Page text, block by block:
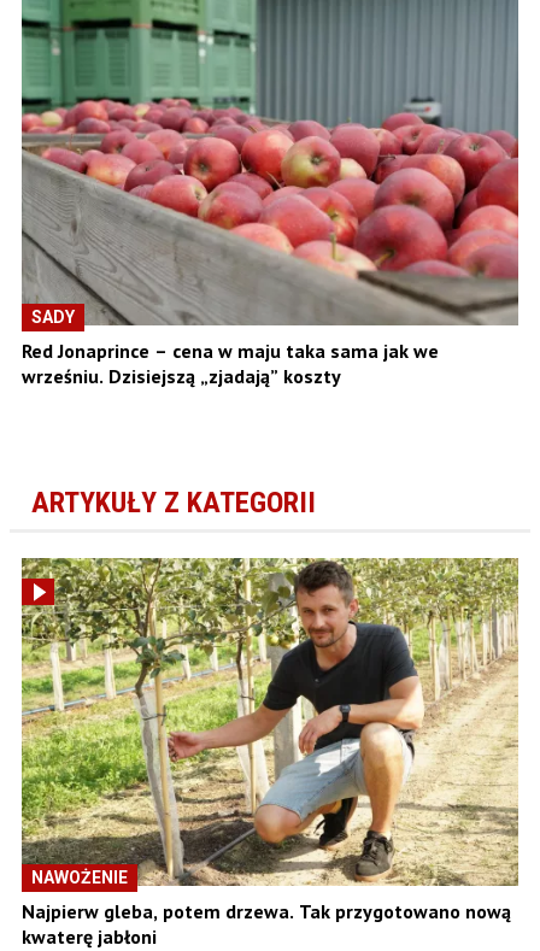
SADY
Red Jonaprince – cena w maju taka sama jak we
wrześniu. Dzisiejszą „zjadają” koszty
ARTYKUŁY Z KATEGORII
NAWOŻENIE
Najpierw gleba, potem drzewa. Tak przygotowano nową
kwaterę jabłoni